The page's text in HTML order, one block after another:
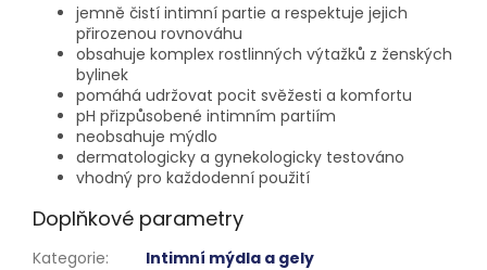
jemně čistí intimní partie a respektuje jejich
přirozenou rovnováhu
obsahuje komplex rostlinných výtažků z ženských
bylinek
pomáhá udržovat pocit svěžesti a komfortu
pH přizpůsobené intimním partiím
neobsahuje mýdlo
dermatologicky a gynekologicky testováno
vhodný pro každodenní použití
Doplňkové parametry
Kategorie:
Intimní mýdla a gely